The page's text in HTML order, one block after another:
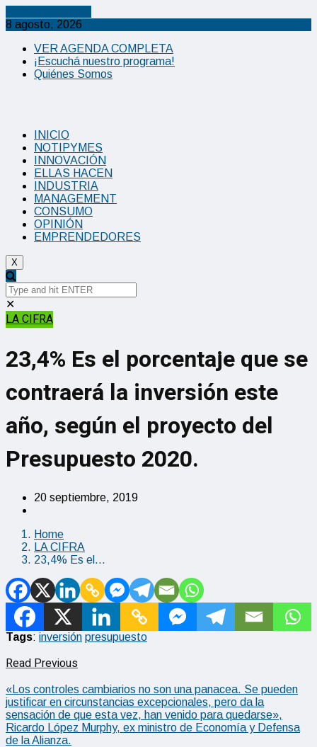
8 agosto, 2026
VER AGENDA COMPLETA
¡Escuchá nuestro programa!
Quiénes Somos
INICIO
NOTIPYMES
INNOVACIÓN
ELLAS HACEN
INDUSTRIA
MANAGEMENT
CONSUMO
OPINIÓN
EMPRENDEDORES
X
✕
LA CIFRA
23,4% Es el porcentaje que se
contraerá la inversión este
año, según el proyecto del
Presupuesto 2020.
20 septiembre, 2019
Home
LA CIFRA
23,4% Es el…
Tags: inversión presupuesto
Read Previous
«Los controles cambiarios no son una panacea. Se pueden
justificar en circunstancias excepcionales, pero da la
sensación de que esta vez, han venido para quedarse»,
Ricardo López Murphy, ex ministro de Economía y Defensa
de la Alianza.